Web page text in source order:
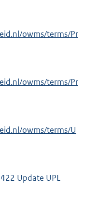
owms/terms/Pr
owms/terms/Pr
owms/terms/U
Update UPL